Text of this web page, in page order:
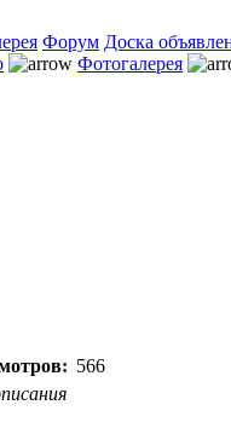
Форум Доска
Фотогалерея
566